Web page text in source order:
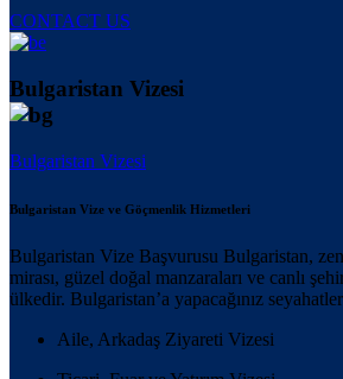
CONTACT US
Bulgaristan Vizesi
Bulgaristan Vizesi
Bulgaristan Vize ve Göçmenlik Hizmetleri
Bulgaristan Vize Başvurusu Bulgaristan,
mirası, güzel doğal manzaraları ve canlı
ülkedir. Bulgaristan’a yapacağınız
Aile, Arkadaş Ziyareti Vizesi